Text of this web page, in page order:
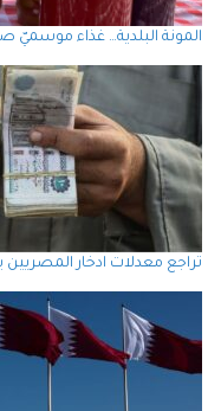
المونة البلدية… غذاء موسميّ
تراجع معدلات ادخار